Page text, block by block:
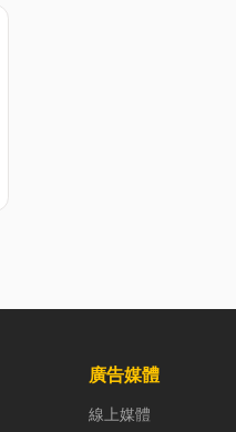
廣告媒體
線上媒體